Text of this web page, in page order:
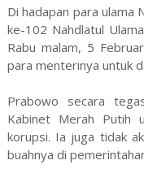
Di hadapan para ulama
ke-102 Nahdlatul
Rabu malam, 5
para menterinya untuk
Prabowo secara
Kabinet Merah Putih
korupsi. Ia juga tidak
buahnya di